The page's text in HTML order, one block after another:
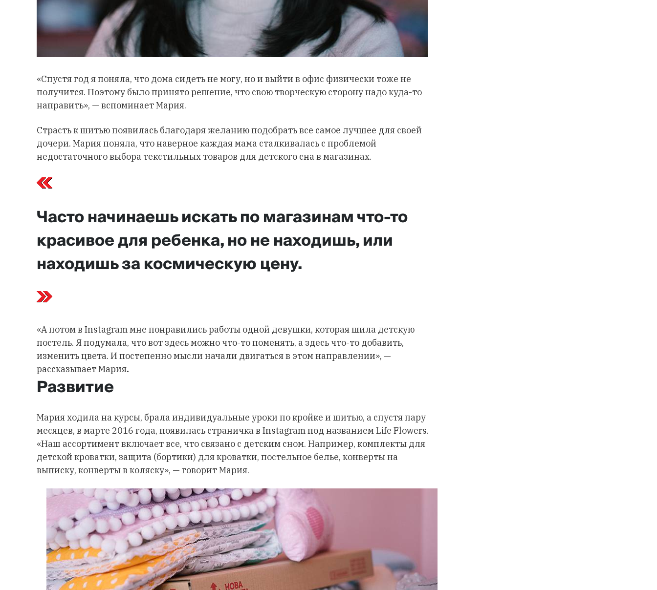
«Спустя год я поняла, что дома сидеть не могу, но и выйти в офис физически тоже не
получится. Поэтому было принято решение, что свою творческую сторону надо куда-то
направить», — вспоминает Мария.
Страсть к шитью появилась благодаря желанию подобрать все самое лучшее для своей
дочери. Мария поняла, что наверное каждая мама сталкивалась с проблемой
недостаточного выбора текстильных товаров для детского сна в магазинах.
Часто начинаешь искать по магазинам что-то
красивое для ребенка, но не находишь, или
находишь за космическую цену.
«А потом в Instagram мне понравились работы одной девушки, которая шила детскую
постель. Я подумала, что вот здесь можно что-то поменять, а здесь что-то добавить,
изменить цвета. И постепенно мысли начали двигаться в этом направлении», —
рассказывает Мария.
Развитие
Мария ходила на курсы, брала индивидуальные уроки по кройке и шитью, а спустя пару
месяцев, в марте 2016 года, появилась страничка в Instagram под названием Life Flowers.
«Наш ассортимент включает все, что связано с детским сном. Например, комплекты для
детской кроватки, защита (бортики) для кроватки, постельное белье, конверты на
выписку, конверты в коляску», — говорит Мария.